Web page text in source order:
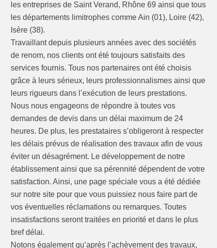
les entreprises de Saint Verand, Rhône 69 ainsi que tous
les départements limitrophes comme Ain (01), Loire (42),
Isère (38).
Travaillant depuis plusieurs années avec des sociétés
de renom, nos clients ont été toujours satisfaits des
services fournis. Tous nos partenaires ont été choisis
grâce à leurs sérieux, leurs professionnalismes ainsi que
leurs rigueurs dans l’exécution de leurs prestations.
Nous nous engageons de répondre à toutes vos
demandes de devis dans un délai maximum de 24
heures. De plus, les prestataires s’obligeront à respecter
les délais prévus de réalisation des travaux afin de vous
éviter un désagrément. Le développement de notre
établissement ainsi que sa pérennité dépendent de votre
satisfaction. Ainsi, une page spéciale vous a été dédiée
sur notre site pour que vous puissiez nous faire part de
vos éventuelles réclamations ou remarques. Toutes
insatisfactions seront traitées en priorité et dans le plus
bref délai.
Notons également qu’après l’achèvement des travaux,